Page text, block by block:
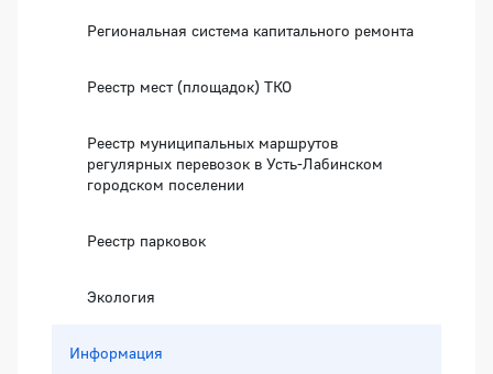
Региональная система капитального ремонта
Реестр мест (площадок) ТКО
Реестр муниципальных маршрутов
регулярных перевозок в Усть-Лабинском
городском поселении
Реестр парковок
Экология
Информация